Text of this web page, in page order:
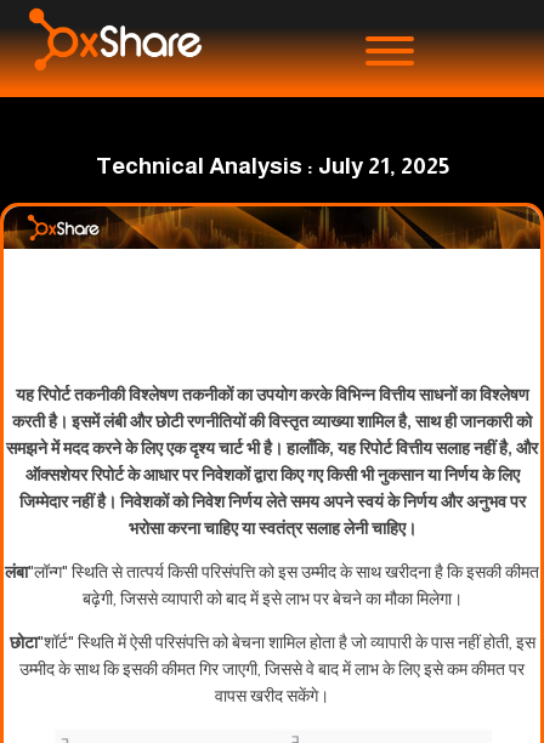
Technical Analysis : July 21, 2025
यह रिपोर्ट तकनीकी विश्लेषण तकनीकों का उपयोग करके विभिन्न वित्तीय साधनों का विश्लेषण
करती है। इसमें लंबी और छोटी रणनीतियों की विस्तृत व्याख्या शामिल है, साथ ही जानकारी को
समझने में मदद करने के लिए एक दृश्य चार्ट भी है। हालाँकि, यह रिपोर्ट वित्तीय सलाह नहीं है, और
ऑक्सशेयर रिपोर्ट के आधार पर निवेशकों द्वारा किए गए किसी भी नुकसान या निर्णय के लिए
जिम्मेदार नहीं है। निवेशकों को निवेश निर्णय लेते समय अपने स्वयं के निर्णय और अनुभव पर
भरोसा करना चाहिए या स्वतंत्र सलाह लेनी चाहिए।
लंबा"लॉन्ग" स्थिति से तात्पर्य किसी परिसंपत्ति को इस उम्मीद के साथ खरीदना है कि इसकी कीमत
बढ़ेगी, जिससे व्यापारी को बाद में इसे लाभ पर बेचने का मौका मिलेगा।
छोटा"शॉर्ट" स्थिति में ऐसी परिसंपत्ति को बेचना शामिल होता है जो व्यापारी के पास नहीं होती, इस
उम्मीद के साथ कि इसकी कीमत गिर जाएगी, जिससे वे बाद में लाभ के लिए इसे कम कीमत पर
वापस खरीद सकेंगे।